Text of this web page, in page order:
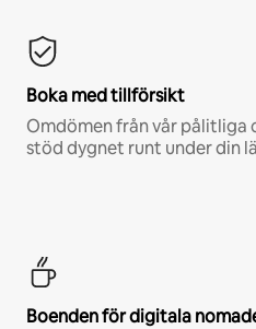
Boka med tillförsikt
Omdömen från vår pålitliga
stöd dygnet runt under din
Boenden för digitala